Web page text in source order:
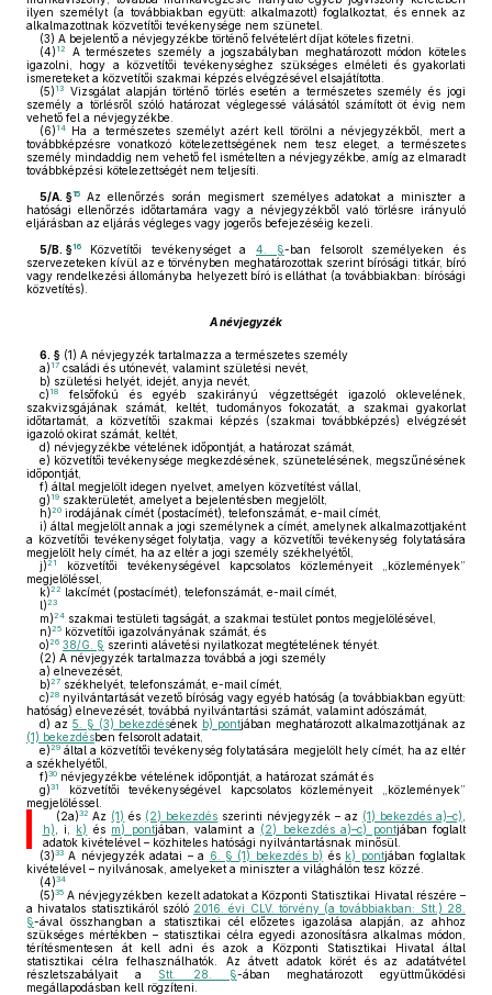
ilyen személyt (a továbbiakban együtt: alkalmazott) foglalkoztat, és ennek az
alkalmazottnak közvetítői tevékenysége nem szünetel.
(3) A bejelentő a névjegyzékbe történő felvételért díjat köteles fizetni.
(4) 12
A természetes személy a jogszabályban meghatározott módon köteles
igazolni, hogy a közvetítői tevékenységhez szükséges elméleti és gyakorlati
ismereteket a közvetítői szakmai képzés elvégzésével elsajátította.
(5) 13
Vizsgálat alapján történő törlés esetén a természetes személy és jogi
személy a törlésről szóló határozat véglegessé válásától számított öt évig nem
vehető fel a névjegyzékbe.
(6) 14
Ha a természetes személyt azért kell törölni a névjegyzékből, mert a
továbbképzésre vonatkozó kötelezettségének nem tesz eleget, a természetes
személy mindaddig nem vehető fel ismételten a névjegyzékbe, amíg az elmaradt
továbbképzési kötelezettségét nem teljesíti.
5/A. §15
Az ellenőrzés során megismert személyes adatokat a miniszter a
hatósági ellenőrzés időtartamára vagy a névjegyzékből való törlésre irányuló
eljárásban az eljárás végleges vagy jogerős befejezéséig kezeli.
5/B. §16 Közvetítői tevékenységet a 4. §-ban felsorolt személyeken és
szervezeteken kívül az e törvényben meghatározottak szerint bírósági titkár, bíró
vagy rendelkezési állományba helyezett bíró is elláthat (a továbbiakban: bírósági
közvetítés).
A névjegyzék
6. § (1) A névjegyzék tartalmazza a természetes személy
a) 17 családi és utónevét, valamint születési nevét,
b) születési helyét, idejét, anyja nevét,
c) 18
felsőfokú és egyéb szakirányú végzettségét igazoló oklevelének,
szakvizsgájának számát, keltét, tudományos fokozatát, a szakmai gyakorlat
időtartamát, a közvetítői szakmai képzés (szakmai továbbképzés) elvégzését
igazoló okirat számát, keltét,
d) névjegyzékbe vételének időpontját, a határozat számát,
e) közvetítői tevékenysége megkezdésének, szünetelésének, megszűnésének
időpontját,
f) által megjelölt idegen nyelvet, amelyen közvetítést vállal,
g) 19 szakterületét, amelyet a bejelentésben megjelölt,
h)20 irodájának címét (postacímét), telefonszámát, e-mail címét,
i) által megjelölt annak a jogi személynek a címét, amelynek alkalmazottjaként
a közvetítői tevékenységet folytatja, vagy a közvetítői tevékenység folytatására
megjelölt hely címét, ha az eltér a jogi személy székhelyétől,
j)21
közvetítői tevékenységével kapcsolatos közleményeit „közlemények”
megjelöléssel,
k)22 lakcímét (postacímét), telefonszámát, e-mail címét,
l)23
m)24 szakmai testületi tagságát, a szakmai testület pontos megjelölésével,
n)25 közvetítői igazolványának számát, és
o)26 38/G. § szerinti alávetési nyilatkozat megtételének tényét.
(2) A névjegyzék tartalmazza továbbá a jogi személy
a) elnevezését,
b)27 székhelyét, telefonszámát, e-mail címét,
c)28 nyilvántartását vezető bíróság vagy egyéb hatóság (a továbbiakban együtt:
hatóság) elnevezését, továbbá nyilvántartási számát, valamint adószámát,
d) az 5. § (3) bekezdésének b) pontjában meghatározott alkalmazottjának az
(1) bekezdésben felsorolt adatait,
e)29 által a közvetítői tevékenység folytatására megjelölt hely címét, ha az eltér
a székhelyétől,
f)30 névjegyzékbe vételének időpontját, a határozat számát és
g)31
közvetítői tevékenységével kapcsolatos közleményeit „közlemények”
megjelöléssel.
(2a)32 Az (1) és (2) bekezdés szerinti névjegyzék – az (1) bekezdés a)–c)
h) , i, k) és m) pontjában, valamint a (2) bekezdés a)–c) pontjában foglalt
adatok kivételével – közhiteles hatósági nyilvántartásnak minősül.
(3)33 A névjegyzék adatai – a 6. § (1) bekezdés b) és k) pontjában foglaltak
kivételével – nyilvánosak, amelyeket a miniszter a világhálón tesz közzé.
(4)34
(5)35 A névjegyzékben kezelt adatokat a Központi Statisztikai Hivatal részére –
a hivatalos statisztikáról szóló 2016. évi CLV. törvény (a továbbiakban: Stt.) 28.
§-ával összhangban a statisztikai cél előzetes igazolása alapján, az ahhoz
szükséges mértékben – statisztikai célra egyedi azonosításra alkalmas módon,
térítésmentesen át kell adni és azok a Központi Statisztikai Hivatal által
statisztikai célra felhasználhatók. Az átvett adatok körét és az adatátvétel
részletszabályait a Stt. 28. §-ában meghatározott együttműködési
megállapodásban kell rögzíteni.